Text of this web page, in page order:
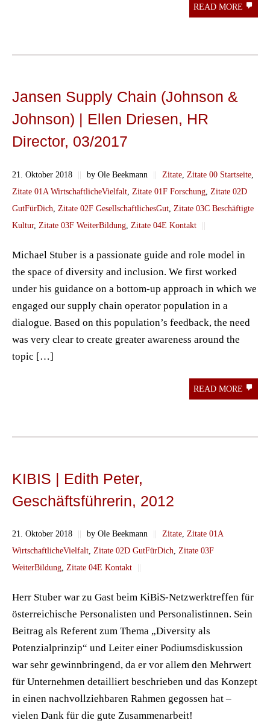
READ MORE
Jansen Supply Chain (Johnson &
Johnson) | Ellen Driesen, HR
Director, 03/2017
21. Oktober 2018 || by Ole Beekmann || Zitate Zitate 00 Startseite
Zitate 01A WirtschaftlicheVielfalt Zitate 01F Forschung Zitate 02D
GutFürDich
Zitate 02F GesellschaftlichesGut Zitate 03C Beschäftigte
Kultur, Zitate 03F WeiterBildung Zitate 04E Kontakt ||
Michael Stuber is a passionate guide and role model in
the space of diversity and inclusion. We first worked
under his guidance on a bottom-up approach in which we
engaged our supply chain operator population in a
dialogue. Based on this population’s feedback, the need
was very clear to create greater awareness around the
topic […]
READ MORE
KIBIS | Edith Peter,
Geschäftsführerin, 2012
21. Oktober 2018 || by Ole Beekmann || Zitate, Zitate 01A
WirtschaftlicheVielfalt, Zitate 02D GutFürDich, Zitate 03F
WeiterBildung, Zitate 04E Kontakt ||
Herr Stuber war zu Gast beim KiBiS-Netzwerktreffen für
österreichische Personalisten und Personalistinnen. Sein
Beitrag als Referent zum Thema „Diversity als
Potenzialprinzip“ und Leiter einer Podiumsdiskussion
war sehr gewinnbringend, da er vor allem den Mehrwert
für Unternehmen detailliert beschrieben und das Konzept
in einen nachvollziehbaren Rahmen gegossen hat –
vielen Dank für die gute Zusammenarbeit!